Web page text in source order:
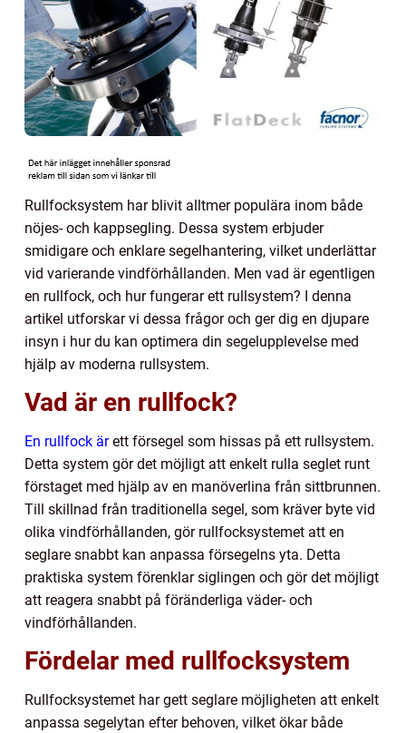
Rullfocksystem har blivit alltmer populära inom både
nöjes- och kappsegling. Dessa system erbjuder
smidigare och enklare segelhantering, vilket underlättar
vid varierande vindförhållanden. Men vad är egentligen
en rullfock, och hur fungerar ett rullsystem? I denna
artikel utforskar vi dessa frågor och ger dig en djupare
insyn i hur du kan optimera din segelupplevelse med
hjälp av moderna rullsystem.
Vad är en rullfock?
En rullfock ärett försegel som hissas på ett rullsystem.
Detta system gör det möjligt att enkelt rulla seglet runt
förstaget med hjälp av en manöverlina från sittbrunnen.
Till skillnad från traditionella segel, som kräver byte vid
olika vindförhållanden, gör rullfocksystemet att en
seglare snabbt kan anpassa försegelns yta. Detta
praktiska system förenklar siglingen och gör det möjligt
att reagera snabbt på föränderliga väder- och
vindförhållanden.
Fördelar med rullfocksystem
Rullfocksystemet har gett seglare möjligheten att enkelt
anpassa segelytan efter behoven, vilket ökar både